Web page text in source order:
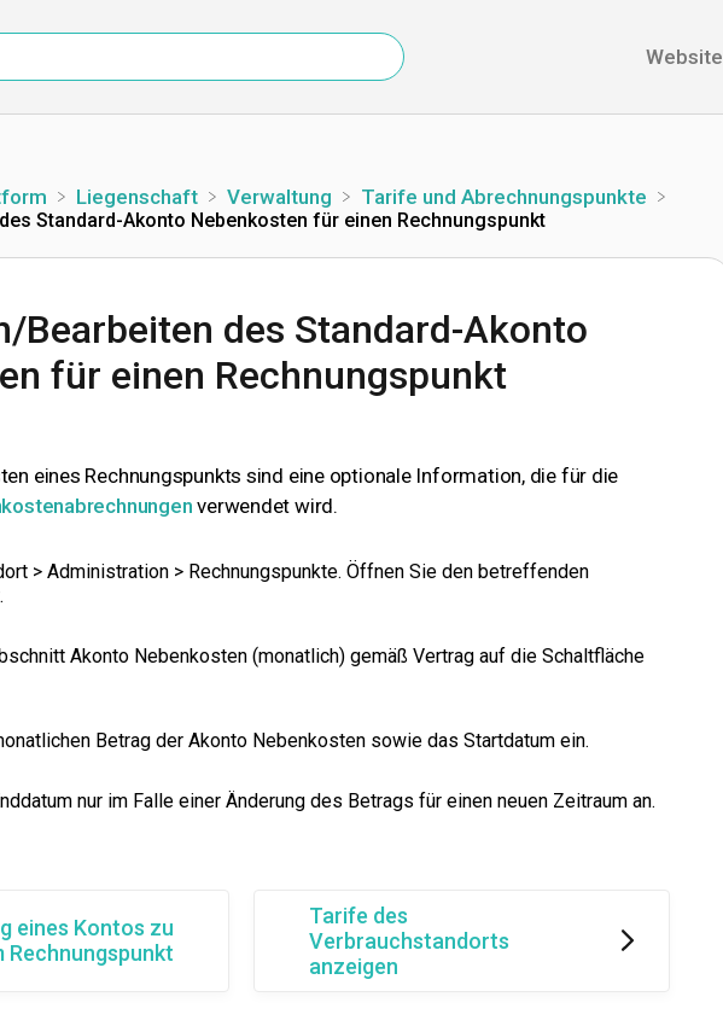
Website
​Liegenschaft ​Verwaltung ​Tarife und Abrechnungspunkte
Standard-Akonto Nebenkosten für einen Rechnungspunkt
Bearbeiten des Standard-Akonto
für einen Rechnungspunkt
eines Rechnungspunkts sind eine optionale Information, die für die
verwendet wird.
> Administration > Rechnungspunkte. Öffnen Sie den betreffenden
Akonto Nebenkosten (monatlich) gemäß Vertrag auf die Schaltfläche
Betrag der Akonto Nebenkosten sowie das Startdatum ein.
nur im Falle einer Änderung des Betrags für einen neuen Zeitraum an.
eines Kontos zu
Rechnungspunkt
Tarife des
Verbrauchstandorts
anzeigen